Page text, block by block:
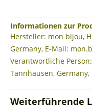
Informationen zur
Hersteller: mon bijou,
Germany, E-Mail:
Verantwortliche
Tannhausen,
Weiterführende